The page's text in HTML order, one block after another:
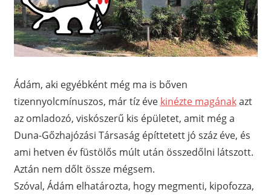
Ádám, aki egyébként még ma is bőven
tizennyolcmínuszos, már tíz éve kinézte magánakazt
az omladozó, viskószerű kis épületet, amit még a
Duna-Gőzhajózási Társaság építtetett jó száz éve, és
ami hetven év füstölős múlt után összedőlni látszott.
Aztán nem dőlt össze mégsem.
Szóval, Ádám elhatározta, hogy megmenti, kipofozza,